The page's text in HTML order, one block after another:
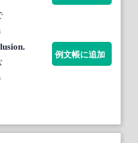
.
例文帳に追加